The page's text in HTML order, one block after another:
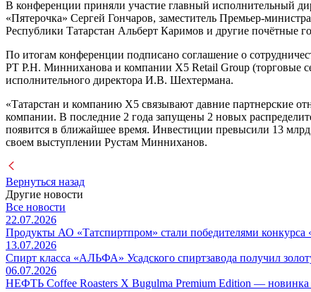
В конференции приняли участие главный исполнительный
«Пятерочка» Сергей Гончаров, заместитель Премьер-
Республики Татарстан Альберт Каримов и другие почётные
По итогам конференции подписано соглашение о
РТ Р.Н. Минниханова и компании X5 Retail Group (торговые
исполнительного директора И.В. Шехтермана.
«Татарстан и компанию Х5 связывают давние партнерские
компании. В последние 2 года запущены 2 новых
появится в ближайшее время. Инвестиции превысили 13
своем выступлении Рустам Минниханов.
Вернуться назад
Другие новости
Все новости
22.07.2026
Продукты АО «Татспиртпром» стали победителями
13.07.2026
Спирт класса «АЛЬФА» Усадского спиртзавода получил
06.07.2026
НЕФТЬ Coffee Roasters Х Bugulma Premium Edition —